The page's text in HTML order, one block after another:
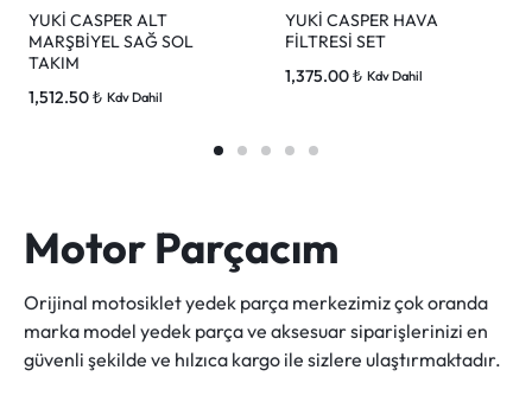
YUKİ CASPER ALT
MARŞBİYEL SAĞ SOL
TAKIM
1,512.50₺ Kdv Dahil
YUKİ CASPER HAVA
FİLTRESİ SET
1,375.00₺ Kdv Dahil
Motor Parçacım
Orijinal motosiklet yedek parça merkezimiz çok oranda
marka model yedek parça ve aksesuar siparişlerinizi en
güvenli şekilde ve hılzıca kargo ile sizlere ulaştırmaktadır.